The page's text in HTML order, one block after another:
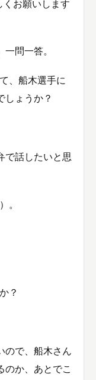
くお願いします
問一答。
、船木選手に
しょうか？
で話したいと思
。
？
ので、船木さん
のか、あとでこ